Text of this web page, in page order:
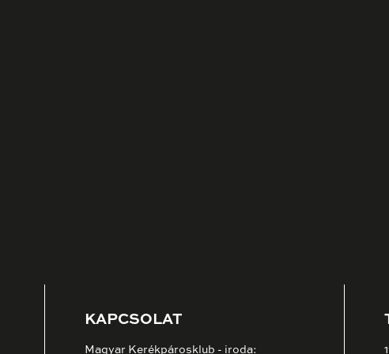
KAPCSOLAT
Magyar Kerékpárosklub - iroda: